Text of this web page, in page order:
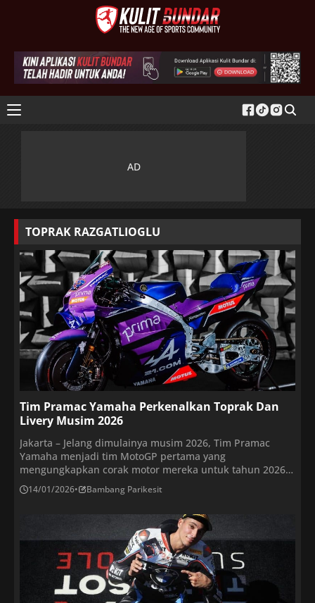
TOPRAK RAZGATLIOGLU
Tim Pramac Yamaha Perkenalkan Toprak Dan
Livery Musim 2026
Jakarta – Jelang dimulainya musim 2026, Tim Pramac
Yamaha menjadi tim MotoGP pertama yang
mengungkapkan corak motor mereka untuk tahun 2026
dan warna yang akan digunakan Toprak Razgatlioglu di
musim debutnya. Tim asal Italia ini menarik perhatian
bahwa mereka telah mengontrak juara dunia Superbike
tiga kali, Toprak Razgatlioglu, untuk […]
14/01/2026• Bambang Parikesit